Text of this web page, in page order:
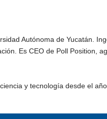
Autónoma de Yucatán.
Es CEO de Poll Position,
y tecnología desde el